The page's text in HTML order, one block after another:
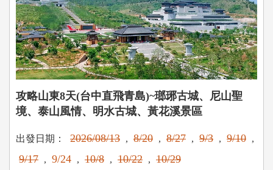
攻略山東8天(台中直飛青島)~瑯琊古城、尼山聖
境、泰山風情、明水古城、黃花溪景區
出發日期： 2026/08/13 , 8/20 , 8/27 , 9/3 , 9/10 ,
9/17 , 9/24 , 10/8 , 10/22 , 10/29